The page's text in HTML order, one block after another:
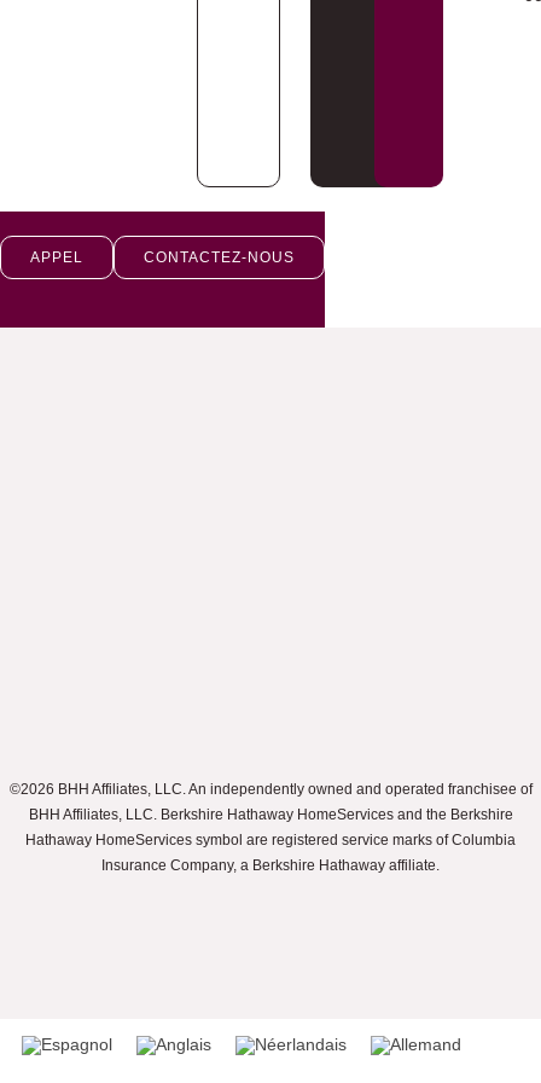
APPEL CONTACTEZ-NOUS
©2026 BHH Affiliates, LLC. An independently owned and operated franchisee of
BHH Affiliates, LLC. Berkshire Hathaway HomeServices and the Berkshire
Hathaway HomeServices symbol are registered service marks of Columbia
Insurance Company, a Berkshire Hathaway affiliate.